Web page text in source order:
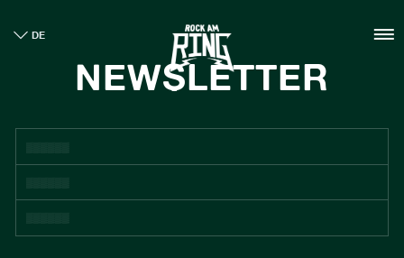
DE HOME
TICKETS
INFO
NEWS
NACHHALTIGKEIT
BOUTIQUE
NEWSLETTER